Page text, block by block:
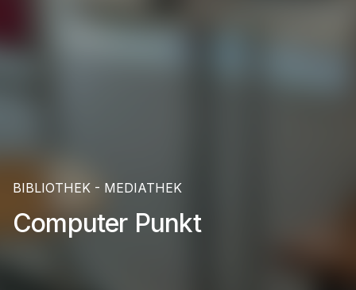
BIBLIOTHEK - MEDIATHEK
Computer Punkt